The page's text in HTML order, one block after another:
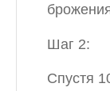
Шаг 2:
Спустя